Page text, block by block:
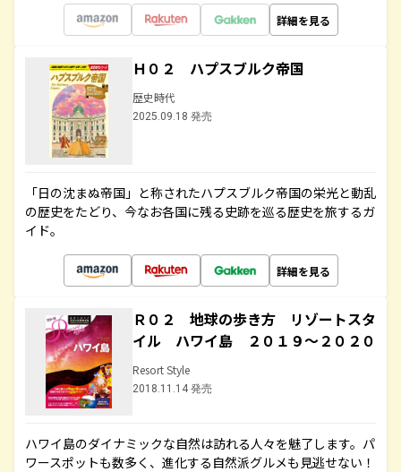
詳細を見る
Ｈ０２ ハプスブルク帝国
歴史時代
2025.09.18 発売
「日の沈まぬ帝国」と称されたハプスブルク帝国の栄光と動乱
の歴史をたどり、今なお各国に残る史跡を巡る歴史を旅するガ
イド。
詳細を見る
Ｒ０２ 地球の歩き方 リゾートスタ
イル ハワイ島 ２０１９～２０２０
Resort Style
2018.11.14 発売
ハワイ島のダイナミックな自然は訪れる人々を魅了します。パ
ワースポットも数多く、進化する自然派グルメも見逃せない！